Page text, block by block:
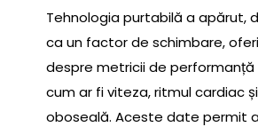
Tehnologia purtabilă a apărut,
ca un factor de schimbare,
despre metricii de performanță
cum ar fi viteza, ritmul cardiac
oboseală. Aceste date permit